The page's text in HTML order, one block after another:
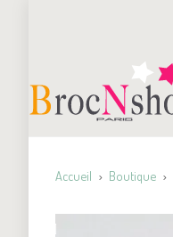
Accueil Boutique